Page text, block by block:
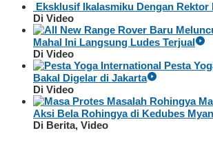
Eksklusif Ikalasmiku Dengan Rektor
Di Video
Baru
Mahal Ini Langsung Ludes Terjual
Di Video
Pesta
Bakal Digelar di Jakarta
Di Video
Aksi Bela Rohingya di Kedubes
Di Berita, Video